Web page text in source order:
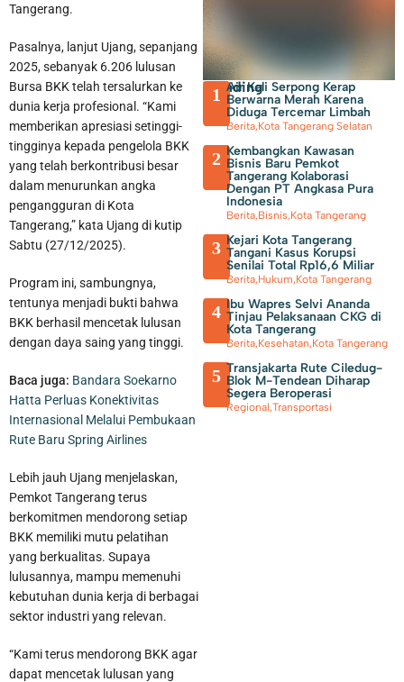
Tangerang.
Pasalnya, lanjut Ujang, sepanjang
2025, sebanyak 6.206 lulusan
Bursa BKK telah tersalurkan ke
dunia kerja profesional. “Kami
memberikan apresiasi setinggi-
tingginya kepada pengelola BKK
yang telah berkontribusi besar
dalam menurunkan angka
pengangguran di Kota
Tangerang,” kata Ujang di kutip
Sabtu (27/12/2025).
Program ini, sambungnya,
tentunya menjadi bukti bahwa
BKK berhasil mencetak lulusan
dengan daya saing yang tinggi.
Baca juga: Bandara Soekarno
Hatta Perluas Konektivitas
Internasional Melalui Pembukaan
Rute Baru Spring Airlines
Lebih jauh Ujang menjelaskan,
Pemkot Tangerang terus
berkomitmen mendorong setiap
BKK memiliki mutu pelatihan
yang berkualitas. Supaya
lulusannya, mampu memenuhi
kebutuhan dunia kerja di berbagai
sektor industri yang relevan.
“Kami terus mendorong BKK agar
dapat mencetak lulusan yang
Trending
1 Air Kali Serpong Kerap
Berwarna Merah Karena
Diduga Tercemar Limbah
Berita,Kota Tangerang Selatan
2 Kembangkan Kawasan
Bisnis Baru Pemkot
Tangerang Kolaborasi
Dengan PT Angkasa Pura
Indonesia
Berita,Bisnis,Kota Tangerang
3 Kejari Kota Tangerang
Tangani Kasus Korupsi
Senilai Total Rp16,6 Miliar
Berita,Hukum,Kota Tangerang
4 Ibu Wapres Selvi Ananda
Tinjau Pelaksanaan CKG di
Kota Tangerang
Berita,Kesehatan,Kota Tangerang
5 Transjakarta Rute Ciledug-
Blok M-Tendean Diharap
Segera Beroperasi
Regional,Transportasi